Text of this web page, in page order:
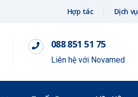
Hợp tác Dịch vụ
088 851 51 75
Liên hệ với Novamed